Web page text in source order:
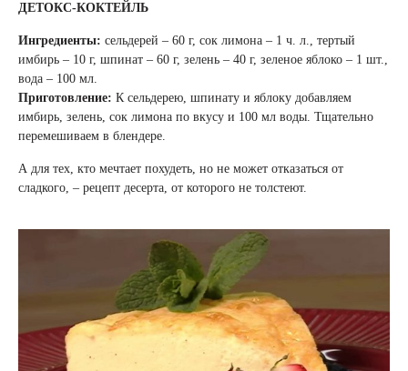
ДЕТОКС-КОКТЕЙЛЬ
Ингредиенты: сельдерей – 60 г, сок лимона – 1 ч. л., тертый
имбирь – 10 г, шпинат – 60 г, зелень – 40 г, зеленое яблоко – 1 шт.,
вода – 100 мл.
Приготовление: К сельдерею, шпинату и яблоку добавляем
имбирь, зелень, сок лимона по вкусу и 100 мл воды. Тщательно
перемешиваем в блендере.
А для тех, кто мечтает похудеть, но не может отказаться от
сладкого, – рецепт десерта, от которого не толстеют.